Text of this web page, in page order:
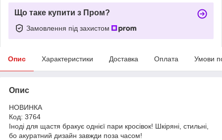
Що таке купити з Пром?
Замовлення під захистом
Опис Характеристики Доставка Оплата Умови
Опис
НОВИНКА
Код: 3764
Іноді для щастя бракує однієї пари кросівок! Шкіряні, стильні,
бо акуратний дизайн завжди поза часом!